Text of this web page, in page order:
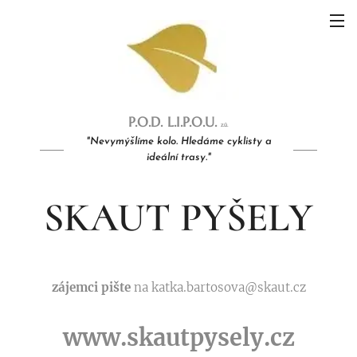
P.O.D. L.I.P.O.U.z.ú.
"Nevymýšlíme kolo. Hledáme cyklisty a
ideální trasy."
SKAUT PYŠELY
zájemci pištena katka.bartosova@skaut.cz
www.skautpysely.cz